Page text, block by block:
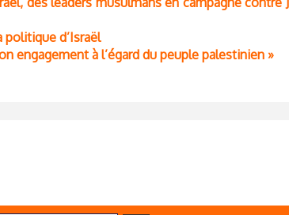
politique d’Israël
engagement à l’égard du peuple palestinien »